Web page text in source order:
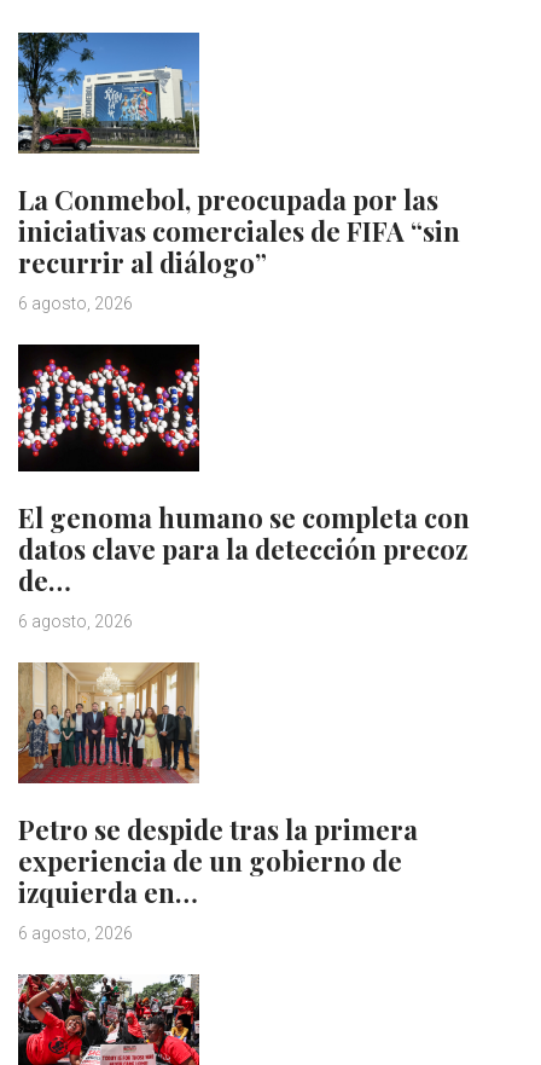
La Conmebol, preocupada por las
iniciativas comerciales de FIFA “sin
recurrir al diálogo”
6 agosto, 2026
El genoma humano se completa con
datos clave para la detección precoz
de…
6 agosto, 2026
Petro se despide tras la primera
experiencia de un gobierno de
izquierda en…
6 agosto, 2026